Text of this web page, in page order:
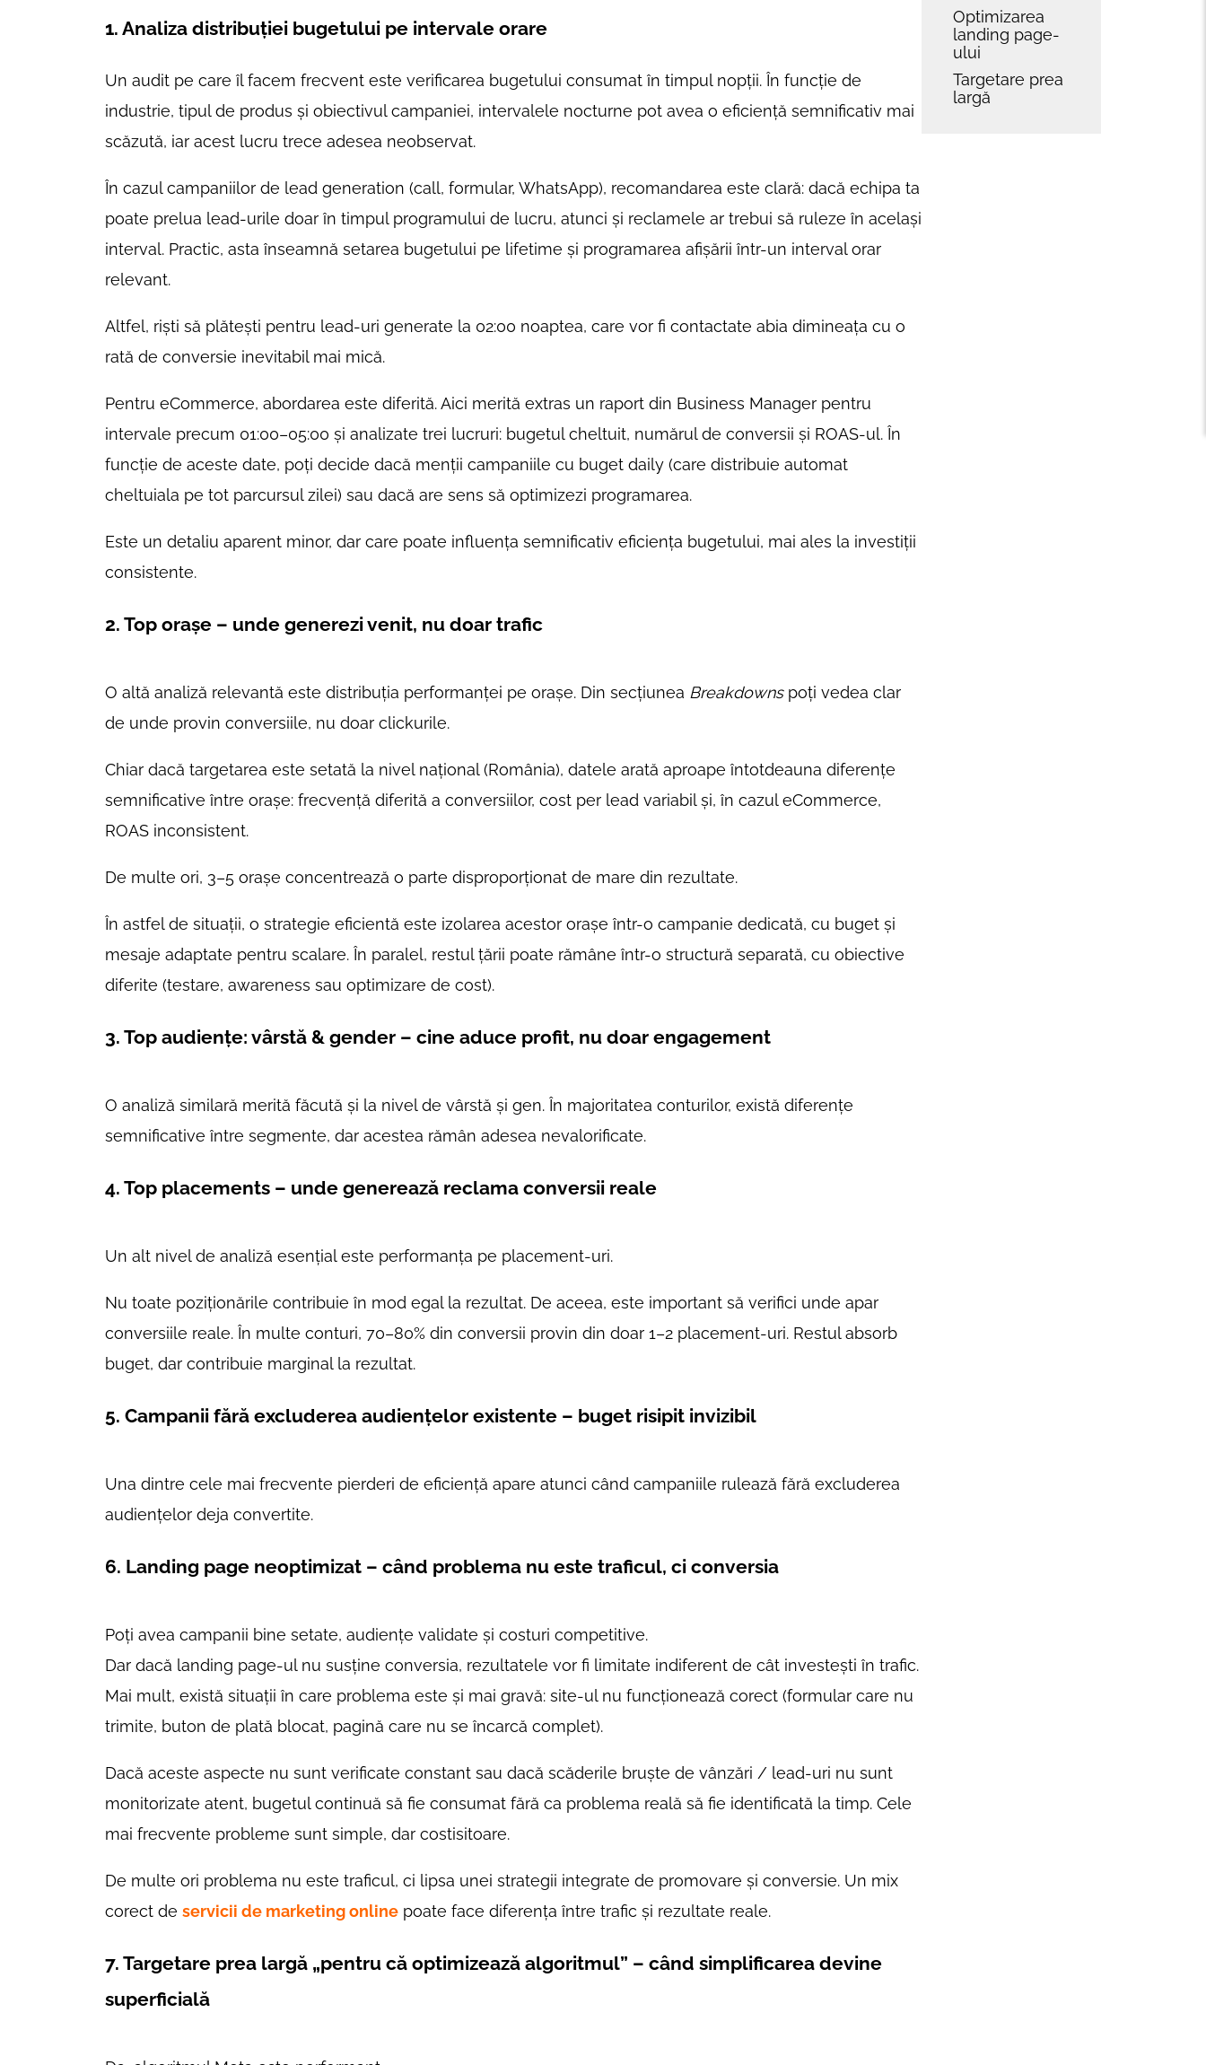
1. Analiza distribuției bugetului pe intervale orare
Un audit pe care îl facem frecvent este verificarea bugetului consumat în timpul nopții. În funcție de
industrie, tipul de produs și obiectivul campaniei, intervalele nocturne pot avea o eficiență semnificativ mai
scăzută, iar acest lucru trece adesea neobservat.
În cazul campaniilor de lead generation (call, formular, WhatsApp), recomandarea este clară: dacă echipa ta
poate prelua lead-urile doar în timpul programului de lucru, atunci și reclamele ar trebui să ruleze în același
interval. Practic, asta înseamnă setarea bugetului pe lifetime și programarea afișării într-un interval orar
relevant.
Altfel, riști să plătești pentru lead-uri generate la 02:00 noaptea, care vor fi contactate abia dimineața cu o
rată de conversie inevitabil mai mică.
Pentru eCommerce, abordarea este diferită. Aici merită extras un raport din Business Manager pentru
intervale precum 01:00–05:00 și analizate trei lucruri: bugetul cheltuit, numărul de conversii și ROAS-ul. În
funcție de aceste date, poți decide dacă menții campaniile cu buget daily (care distribuie automat
cheltuiala pe tot parcursul zilei) sau dacă are sens să optimizezi programarea.
Este un detaliu aparent minor, dar care poate influența semnificativ eficiența bugetului, mai ales la investiții
consistente.
2. Top orașe – unde generezi venit, nu doar trafic
O altă analiză relevantă este distribuția performanței pe orașe. Din secțiunea Breakdownspoți vedea clar
de unde provin conversiile, nu doar clickurile.
Chiar dacă targetarea este setată la nivel național (România), datele arată aproape întotdeauna diferențe
semnificative între orașe: frecvență diferită a conversiilor, cost per lead variabil și, în cazul eCommerce,
ROAS inconsistent.
De multe ori, 3–5 orașe concentrează o parte disproporționat de mare din rezultate.
În astfel de situații, o strategie eficientă este izolarea acestor orașe într-o campanie dedicată, cu buget și
mesaje adaptate pentru scalare. În paralel, restul țării poate rămâne într-o structură separată, cu obiective
diferite (testare, awareness sau optimizare de cost).
3. Top audiențe: vârstă & gender – cine aduce profit, nu doar engagement
O analiză similară merită făcută și la nivel de vârstă și gen. În majoritatea conturilor, există diferențe
semnificative între segmente, dar acestea rămân adesea nevalorificate.
4. Top placements – unde generează reclama conversii reale
Un alt nivel de analiză esențial este performanța pe placement-uri.
Nu toate poziționările contribuie în mod egal la rezultat. De aceea, este important să verifici unde apar
conversiile reale. În multe conturi, 70–80% din conversii provin din doar 1–2 placement-uri. Restul absorb
buget, dar contribuie marginal la rezultat.
5. Campanii fără excluderea audiențelor existente – buget risipit invizibil
Una dintre cele mai frecvente pierderi de eficiență apare atunci când campaniile rulează fără excluderea
audiențelor deja convertite.
6. Landing page neoptimizat – când problema nu este traficul, ci conversia
Poți avea campanii bine setate, audiențe validate și costuri competitive.
Dar dacă landing page-ul nu susține conversia, rezultatele vor fi limitate indiferent de cât investești în trafic.
Mai mult, există situații în care problema este și mai gravă: site-ul nu funcționează corect (formular care nu
trimite, buton de plată blocat, pagină care nu se încarcă complet).
Dacă aceste aspecte nu sunt verificate constant sau dacă scăderile bruște de vânzări / lead-uri nu sunt
monitorizate atent, bugetul continuă să fie consumat fără ca problema reală să fie identificată la timp. Cele
mai frecvente probleme sunt simple, dar costisitoare.
De multe ori problema nu este traficul, ci lipsa unei strategii integrate de promovare și conversie. Un mix
corect de servicii de marketing online poate face diferența între trafic și rezultate reale.
7. Targetare prea largă „pentru că optimizează algoritmul” – când simplificarea devine
superficială
Optimizarea
landing page-
ului
Targetare prea
largă